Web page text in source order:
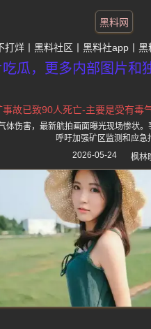
黑料网
打烊 黑料社区 黑料社app 黑
瓜，更多内部图片和
事故已致90人死亡-主要是受有毒
伤害，最新航拍画面曝光现场惨状
呼吁加强矿区监测和应急
2026-05-24
枫林